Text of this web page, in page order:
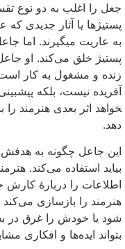
جعل را اغلب به دو نوع
پستیژها یا آثار جدیدی
به عاریت می­گیرند. اما
پستیژ خلق می­‌کند. او
زنده و مشغول به کار
خواهد اثر بعدی هنرمند را
دهد.
این جاعل چگونه به
بیاید استفاده می­‌کند.
اطلاعات را دربارهٔ
هنرمند را بازسازی می­‌کند
شود یا خودش را غرق در
بتواند ایده­‌ها و افکاری